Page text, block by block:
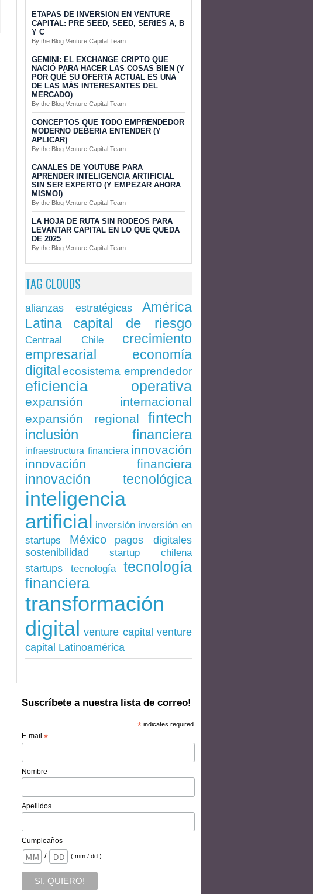
ETAPAS DE INVERSION EN VENTURE
CAPITAL: PRE SEED, SEED, SERIES A, B
Y C
By the Blog Venture Capital Team
GEMINI: EL EXCHANGE CRIPTO QUE
NACIÓ PARA HACER LAS COSAS BIEN (Y
POR QUÉ SU OFERTA ACTUAL ES UNA
DE LAS MÁS INTERESANTES DEL
MERCADO)
By the Blog Venture Capital Team
CONCEPTOS QUE TODO EMPRENDEDOR
MODERNO DEBERIA ENTENDER (Y
APLICAR)
By the Blog Venture Capital Team
CANALES DE YOUTUBE PARA
APRENDER INTELIGENCIA ARTIFICIAL
SIN SER EXPERTO (Y EMPEZAR AHORA
MISMO!)
By the Blog Venture Capital Team
LA HOJA DE RUTA SIN RODEOS PARA
LEVANTAR CAPITAL EN LO QUE QUEDA
DE 2025
By the Blog Venture Capital Team
TAG CLOUDS
alianzas estratégicas
América
Latina
capital de riesgo
Centraal Chile
crecimiento
empresarial
economía
digital ecosistema emprendedor
eficiencia operativa
expansión internacional
expansión regional
fintech
inclusión financiera
infraestructura financiera innovación
innovación financiera
innovación tecnológica
inteligencia
artificial inversión inversión en
startups
México pagos digitales
sostenibilidad startup chilena
startups tecnología
tecnología
financiera
transformación
digital venture capital venture
capital Latinoamérica
Suscríbete a nuestra lista de correo!
*indicates required
E-mail*
Nombre
Apellidos
Cumpleaños
/
( mm / dd )